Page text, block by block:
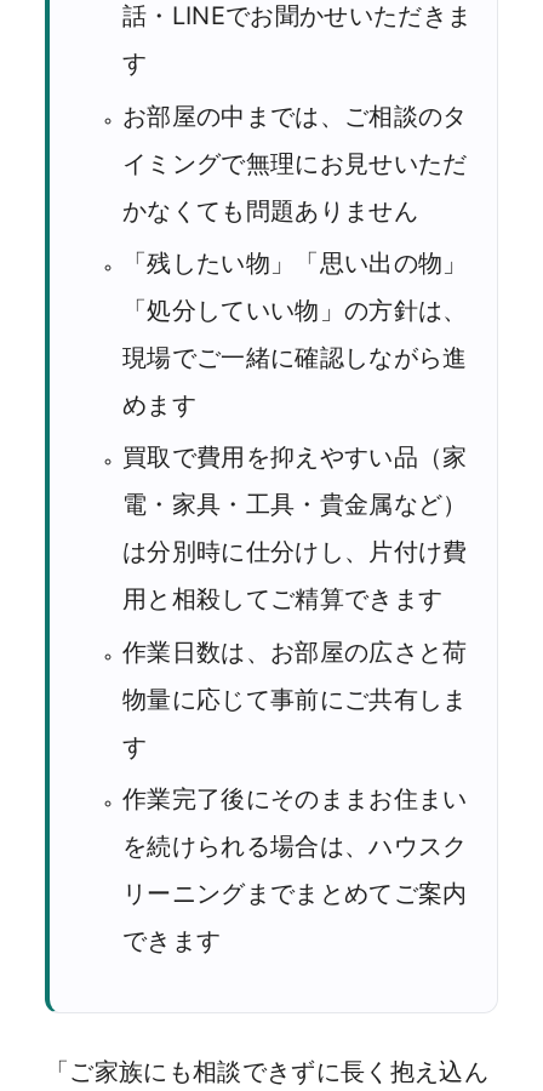
話・LINEでお聞かせいただきま
す
お部屋の中までは、ご相談のタ
イミングで無理にお見せいただ
かなくても問題ありません
「残したい物」「思い出の物」
「処分していい物」の方針は、
現場でご一緒に確認しながら進
めます
買取で費用を抑えやすい品（家
電・家具・工具・貴金属など）
は分別時に仕分けし、片付け費
用と相殺してご精算できます
作業日数は、お部屋の広さと荷
物量に応じて事前にご共有しま
す
作業完了後にそのままお住まい
を続けられる場合は、ハウスク
リーニングまでまとめてご案内
できます
「ご家族にも相談できずに長く抱え込ん